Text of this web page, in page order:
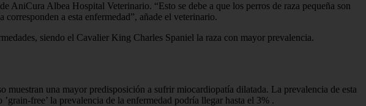
AniCura Albea Hospital Veterinario. “Esto se debe a que los perros de raza pequeña son
a esta enfermedad”, añade el veterinario.
siendo el Cavalier King Charles Spaniel la raza con mayor prevalencia.
muestran una mayor predisposición a sufrir miocardiopatía dilatada. La prevalencia de esta
free’ la prevalencia de la enfermedad podría llegar hasta el 3% .